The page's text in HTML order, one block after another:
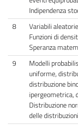
Indipendenza
8
Variabili
Funzioni di
Speranza
9
Modelli
uniforme,
distribuzione
ipergeometrica,
Distribuzione
delle